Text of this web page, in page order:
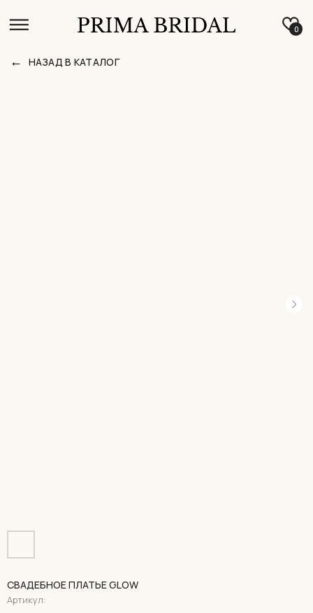
0
СВАДЕБНОЕ ПЛАТЬЕ GLOW
Артикул: